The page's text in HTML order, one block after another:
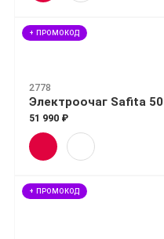
+ ПРОМОКОД
2778
Электроочаг Safita 50
51 990 ₽
+ ПРОМОКОД